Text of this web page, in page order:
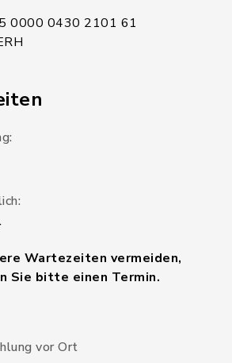
0000 0430 2101 61
Wartezeiten vermeiden,
Sie bitte einen Termin.
vor Ort